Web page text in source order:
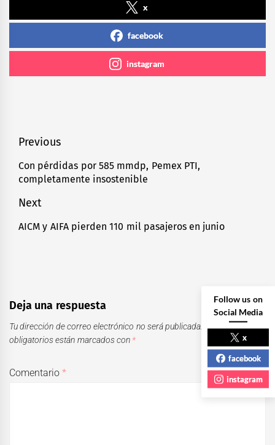
x
facebook
instagram
Navegación
de
entradas
Previous
Previous
post:
Con pérdidas por 585 mmdp, Pemex PTI,
completamente insostenible
Next
Next
AICM y AIFA pierden 110 mil pasajeros en junio
Deja una respuesta
Tu dirección de correo electrónico no será publicada.
Los campos
obligatorios están marcados con *
Comentario*
Follow us on
Social Media
x
facebook
instagram